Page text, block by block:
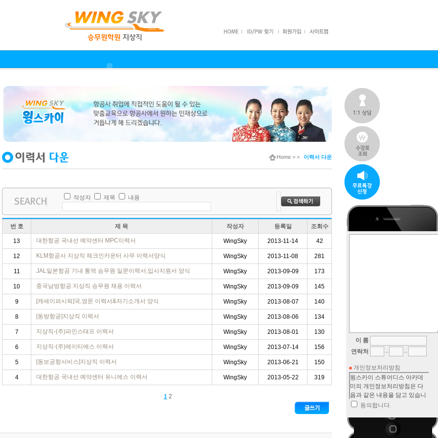
Home > > 이력서 다운
작성자 제목 내용
번 호 제 목 작성자 등록일 조회수
13 대한항공 국내선 예약센터 MPC이력서 WingSky 2013-11-14 42
12 KLM항공사 지상직 체크인카운터 사무 이력서양식 WingSky 2013-11-08 281
11 JAL일본항공 기내 통역 승무원 일문이력서,입사지원서 양식 WingSky 2013-09-09 173
10 중국남방항공 지상직 승무원 채용 이력서 WingSky 2013-09-09 145
9 [캐세이퍼시픽]국,영문 이력서&자기소개서 양식 WingSky 2013-08-07 140
8 [동방항공]지상직 이력서 WingSky 2013-08-06 134
7 지상직-(주)파인스태프 이력서 WingSky 2013-08-01 130
6 지상직-(주)에이티에스 이력서 WingSky 2013-07-14 156
5 [동보공항서비스]지상직 이력서 WingSky 2013-06-21 150
4 대한항공 국내선 예약센터 유니에스 이력서 WingSky 2013-05-22 319
1 2
이 름
연락처
개인정보처리방침
동의합니다.